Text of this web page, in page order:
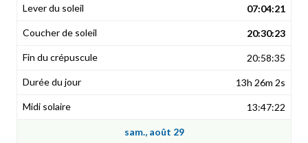
07:04:21
20:30:23
20:58:35
13h 26m 2s
13:47:22
sam., août 29